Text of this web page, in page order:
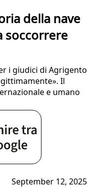
della nave
soccorrere
i giudici di Agrigento
Il
e umano
September 12, 2025